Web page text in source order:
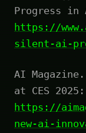
Progress in
https://
silent-ai-
AI
at CES
https://
new-ai-